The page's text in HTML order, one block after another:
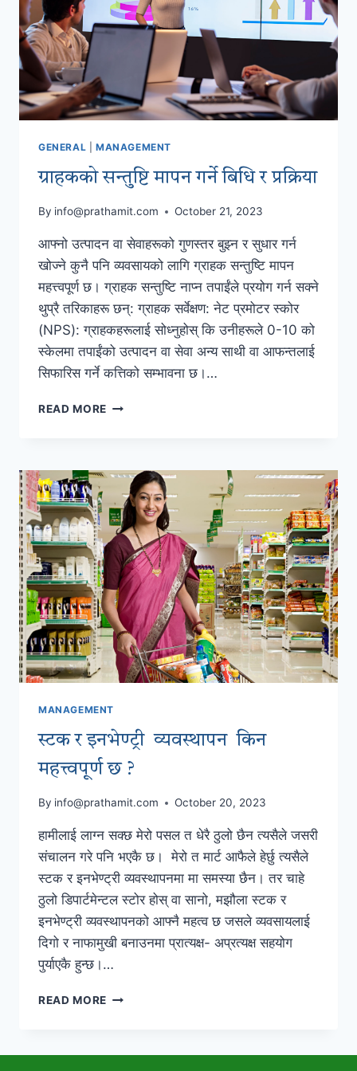
GENERAL MANAGEMENT
ग्राहकको सन्तुष्टि मापन गर्ने बिधि र प्रक्रिया
By info@prathamit.com October 21, 2023
आफ्नो उत्पादन वा सेवाहरूको गुणस्तर बुझ्न र सुधार गर्न
खोज्ने कुनै पनि व्यवसायको लागि ग्राहक सन्तुष्टि मापन
महत्त्वपूर्ण छ। ग्राहक सन्तुष्टि नाप्न तपाईंले प्रयोग गर्न सक्ने
थुप्रै तरिकाहरू छन्: ग्राहक सर्वेक्षण: नेट प्रमोटर स्कोर
(NPS): ग्राहकहरूलाई सोध्नुहोस् कि उनीहरूले 0-10 को
स्केलमा तपाईंको उत्पादन वा सेवा अन्य साथी वा आफन्तलाई
सिफारिस गर्ने कत्तिको सम्भावना छ।…
READ MORE ग्राहकको
बिधि
प्रक्रिया
MANAGEMENT
स्टक र इनभेण्ट्री व्यवस्थापन किन
महत्त्वपूर्ण छ ?
By info@prathamit.com October 20, 2023
हामीलाई लाग्न सक्छ मेरो पसल त धेरै ठुलो छैन त्यसैले जसरी
संचालन गरे पनि भएकै छ। मेरो त मार्ट आफैले हेर्छु त्यसैले
स्टक र इनभेण्ट्री व्यवस्थापनमा मा समस्या छैन। तर चाहे
ठुलो डिपार्टमेन्टल स्टोर होस् वा सानो, मझौला स्टक र
इनभेण्ट्री व्यवस्थापनको आफ्नै महत्व छ जसले व्यवसायलाई
दिगो र नाफामुखी बनाउनमा प्रात्यक्ष- अप्रत्यक्ष सहयोग
पुर्याएकै हुन्छ।…
READ MORE स्टक